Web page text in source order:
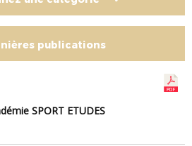
publications
SPORT ETUDES